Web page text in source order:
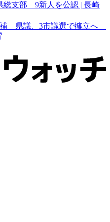
総支部 9新人を公認 | 長崎
補 県議、3市議選で擁立へ